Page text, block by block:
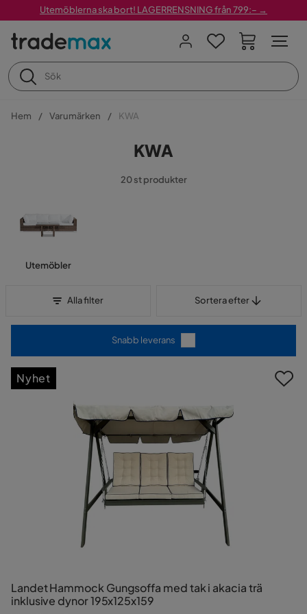
Utemöblerna ska bort! LAGERRENSNING från 799:– →
Hem Varumärken KWA
KWA
20 st produkter
Utemöbler
Alla filter Sortera efter
Snabb leverans
Landet Hammock Gungsoffa med tak i akacia trä
inklusive dynor 195x125x159
Nyhet